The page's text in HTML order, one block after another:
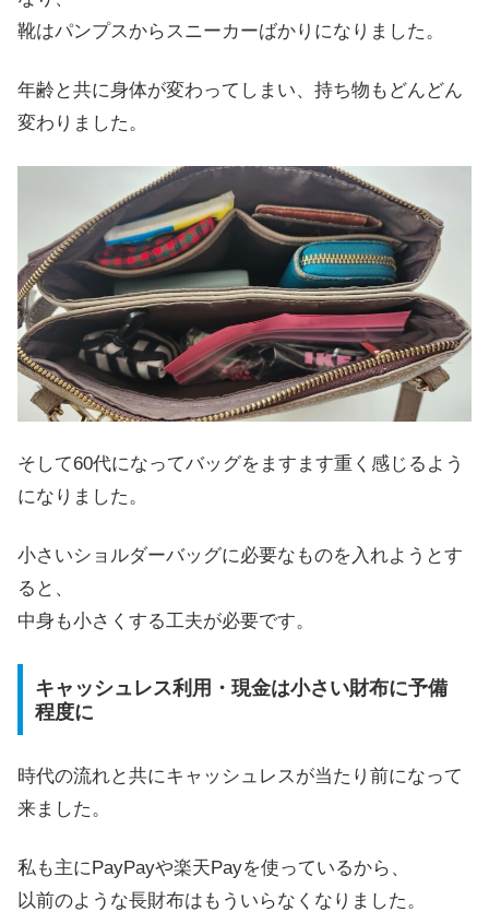
靴はパンプスからスニーカーばかりになりました。
年齢と共に身体が変わってしまい、持ち物もどんどん
変わりました。
そして60代になってバッグをますます重く感じるよう
になりました。
小さいショルダーバッグに必要なものを入れようとす
ると、
中身も小さくする工夫が必要です。
キャッシュレス利用・現金は小さい財布に予備
程度に
時代の流れと共にキャッシュレスが当たり前になって
来ました。
私も主にPayPayや楽天Payを使っているから、
以前のような長財布はもういらなくなりました。